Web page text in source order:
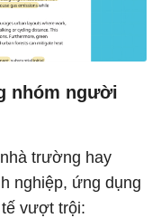
nhóm người
trường hay
nghiệp, ứng dụng
vượt trội: